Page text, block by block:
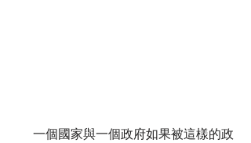
一個國家與一個政府如果被這樣的政